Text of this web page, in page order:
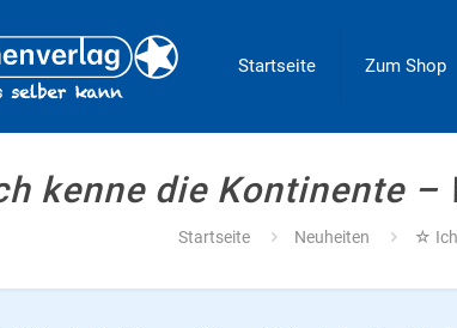
Startseite Zum Shop
kenne die Kontinente –
Startseite Neuheiten ☆ Ich